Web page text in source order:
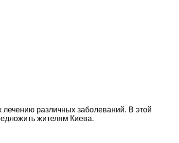
различных заболеваний. В этой
жителям Киева.